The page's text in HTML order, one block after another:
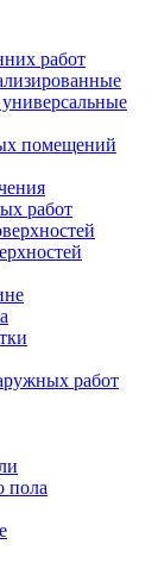
работ
помещений
работ
работ
пола